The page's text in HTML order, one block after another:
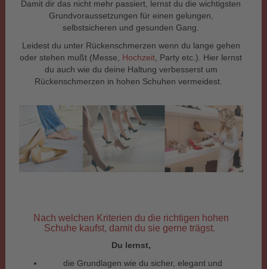
Damit dir das nicht mehr passiert, lernst du die wichtigsten
Grundvoraussetzungen für einen gelungen,
selbstsicheren und gesunden Gang.
Leidest du unter Rückenschmerzen wenn du lange gehen
oder stehen mußt (Messe, Hochzeit , Party etc.). Hier lernst
du auch wie du deine Haltung verbesserst um
Rückenschmerzen in hohen Schuhen vermeidest.
Nach welchen Kriterien du die richtigen hohen
Schuhe kaufst, damit du sie gerne trägst.
Du lernst,
die Grundlagen wie du sicher, elegant und